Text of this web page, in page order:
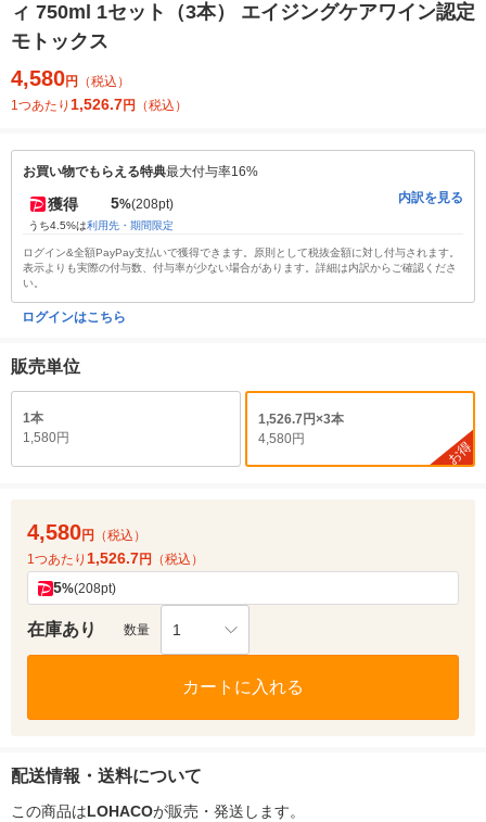
ィ 750ml 1セット（3本） エイジングケアワイン認定
モトックス
4,580円
（税込）
1つあたり 1,526.7円 （税込）
お買い物でもらえる特典最大付与率16%
獲得 5%(208pt)
うち4.5%は利用先・期間限定
内訳を見る
ログイン&全額PayPay支払いで獲得できます。原則として税抜金額に対し付与されます。
表示よりも実際の付与数、付与率が少ない場合があります。詳細は内訳からご確認くださ
い。
ログインはこちら
販売単位
1本
1,580円
1,526.7円×3本
4,580円
お得
4,580円
（税込）
1つあたり 1,526.7円 （税込）
5%(208pt)
在庫あり 数量 1
カートに入れる
配送情報・送料について
この商品はLOHACOが販売・発送します。